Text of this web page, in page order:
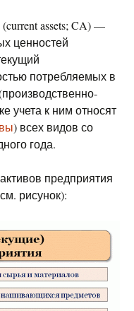
(current assets; CA) —
ценностей
потребляемых в
учета к ним относят
) всех видов со
года.
предприятия
рисунок):